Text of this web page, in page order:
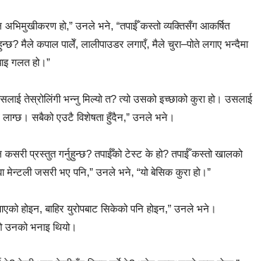
हो,” उनले भने, “तपाईँ कस्तो व्यक्तिसँग आकर्षित
मैले कपाल पालेँ, लालीपाउडर लगाएँ, मैले चुरा–पोते लगाए भन्दैमा
गलत हो।”
तेस्रोलिंगी भन्नु मिल्यो त? त्यो उसको इच्छाको कुरा हो। उसलाई
लाग्छ। सबैको एउटै विशेषता हुँदैन,” उनले भने।
प्रस्तुत गर्नुहुन्छ? तपाईँको टेस्ट के हो? तपाईँ कस्तो खालको
मेन्टली जसरी भए पनि,” उनले भने, “यो बेसिक कुरा हो।”
होइन, बाहिर युरोपबाट सिकेको पनि होइन,” उनले भने।
भनाइ थियो।